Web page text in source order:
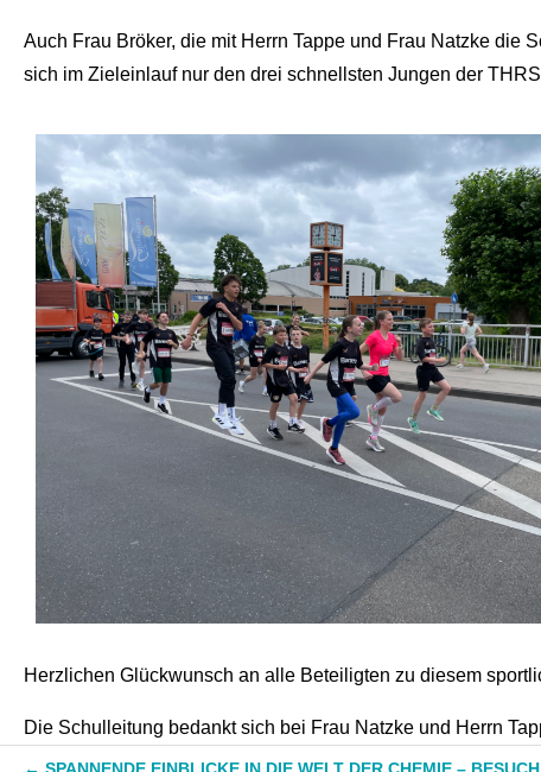
Auch Frau Bröker, die mit Herrn Tappe und Frau Natzke die
sich im Zieleinlauf nur den drei schnellsten Jungen der
Herzlichen Glückwunsch an alle Beteiligten zu diesem
Die Schulleitung bedankt sich bei Frau Natzke und Herrn